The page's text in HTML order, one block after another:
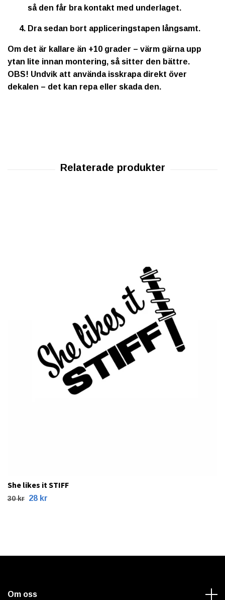
så den får bra kontakt med underlaget.
Dra sedan bort appliceringstapen långsamt.
Om det är kallare än +10 grader – värm gärna upp
ytan lite innan montering, så sitter den bättre.
OBS! Undvik att använda isskrapa direkt över
dekalen – det kan repa eller skada den.
She likes it STIFF
30 kr 28 kr
Om oss